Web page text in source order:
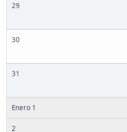
29
30
31
Enero 1
2